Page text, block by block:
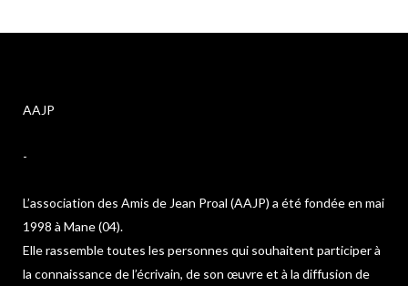
AAJP
-
L’association des Amis de Jean Proal (AAJP) a été fondée en mai
1998 à Mane (04).
Elle rassemble toutes les personnes qui souhaitent participer à
la connaissance de l’écrivain, de son œuvre et à la diffusion de